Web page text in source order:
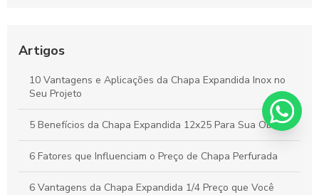
Benefícios e Usos Fundamentais
Chapa Expandida: Ideias Criativas e Soluções Eficientes para
Seus Projetos
Vantagens da Chapa Perfurada de 6mm para Aplicações
Industriais e Criativas
Artigos
10 Vantagens e Aplicações da Chapa Expandida Inox no
Seu Projeto
5 Benefícios da Chapa Expandida 12x25 Para Sua Obra
6 Fatores que Influenciam o Preço de Chapa Perfurada
6 Vantagens da Chapa Expandida 1/4 Preço que Você